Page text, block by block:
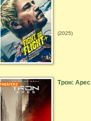
(2025)
Трон: Арес